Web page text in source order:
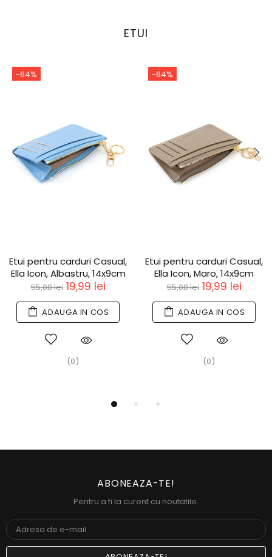
ETUI
-64%
Etui pentru carduri Casual,
Ella Icon, Albastru, 14x9cm
55,00 lei 19,99 lei
ADAUGA IN COS
(0)
-64%
Etui pentru carduri Casual,
Ella Icon, Maro, 14x9cm
55,00 lei 19,99 lei
ADAUGA IN COS
(0)
ABONEAZA-TE!
Pentru a fi la curent cu noutatile.